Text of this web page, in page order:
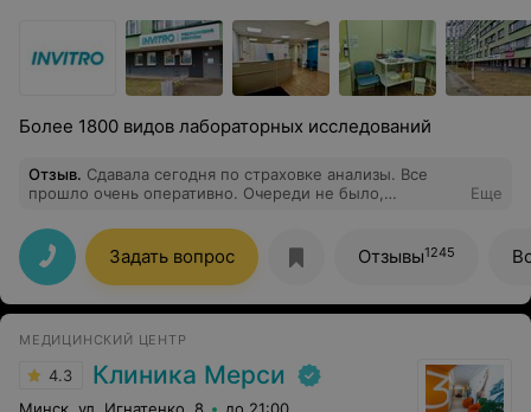
Более 1800 видов лабораторных исследований
Отзыв. Сдавала сегодня по страховке анализы. Все
прошло очень оперативно. Очереди не было,
приветливая. Также быстро пригласили и в
процедурный кабинет. Медсестра Диана максимально
бережно и аккуратно взяла кровь, почти ничего не
почувствовала. Очень рекомендую данный пункт, да и
Инвитро в целом! Спасибо!
Еще
Задать вопрос Отзывы1245
МЕДИЦИНСКИЙ ЦЕНТР
4.3 Клиника Мерси